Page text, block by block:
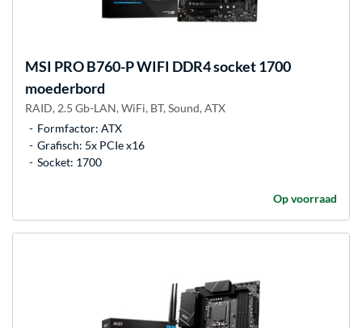
MSI PRO B760-P WIFI DDR4 socket 1700
moederbord
RAID, 2.5 Gb-LAN, WiFi, BT, Sound, ATX
Formfactor: ATX
Grafisch: 5x PCIe x16
Socket: 1700
Op voorraad